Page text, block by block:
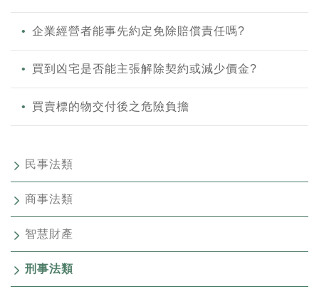
企業經營者能事先約定免除賠償責任嗎?
買到凶宅是否能主張解除契約或減少價金?
買賣標的物交付後之危險負擔
民事法類
商事法類
智慧財產
刑事法類